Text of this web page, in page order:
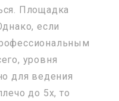
Площадка
если
уровня
для ведения
до 5х, то